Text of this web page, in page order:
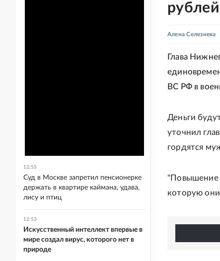
рублей
Алена Селезнева
Глава
ВС РФ в
Деньги
уточнил
гордятся
"Повышение
которую
12:55
Суд в Москве запретил пенсионерке
держать в квартире каймана, удава,
лису и птиц
12:53
Искусственный интеллект впервые в
мире создал вирус, которого нет в
природе